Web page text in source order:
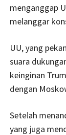
menganggap
melanggar
UU, yang
suara
keinginan
dengan
Setelah
yang juga